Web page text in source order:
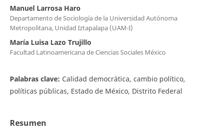
Manuel Larrosa Haro
Departamento de Sociología de la Universidad Autónoma
Metropolitana, Unidad Iztapalapa (UAM-I)
María Luisa Lazo Trujillo
Facultad Latinoamericana de Ciencias Sociales México
Palabras clave: Calidad democrática, cambio político,
políticas públicas, Estado de México, Distrito Federal
Resumen